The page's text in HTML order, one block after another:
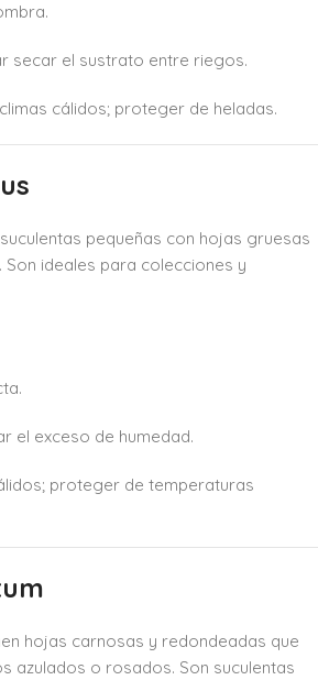
secar el sustrato entre riegos.
cálidos; proteger de heladas.
pequeñas con hojas gruesas
ideales para colecciones y
el exceso de humedad.
proteger de temperaturas
hojas carnosas y redondeadas que
azulados o rosados. Son suculentas